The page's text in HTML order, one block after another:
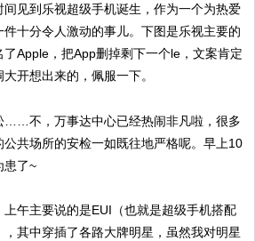
见到乐视超级手机诞生，作为一个为热爱
十分令人激动的事儿。下图是乐视主要的
Apple，把App删掉剩下一个le，文案肯定
开想出来的，佩服一下。
……不，万事达中心已经热闹非凡啦，很多
共场所的安检一如既往地严格呢。早上10
患了~
午主要说的是EUI（也就是超级手机搭配
其中穿插了各路大牌明星，虽然我对明星